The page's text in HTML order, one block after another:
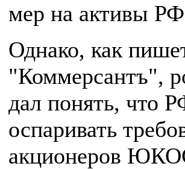
мер на активы
Однако, как
"Коммерсантъ",
дал понять, что
оспаривать
акционеров